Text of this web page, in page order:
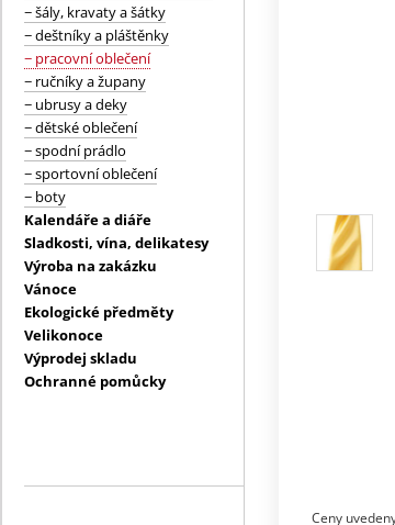
− šály, kravaty a šátky
− deštníky a pláštěnky
− pracovní oblečení
− ručníky a župany
− ubrusy a deky
− dětské oblečení
− spodní prádlo
− sportovní oblečení
− boty
Kalendáře a diáře
Sladkosti, vína, delikatesy
Výroba na zakázku
Vánoce
Ekologické předměty
Velikonoce
Výprodej skladu
Ochranné pomůcky
Ceny